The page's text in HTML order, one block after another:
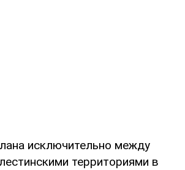
исключительно между
территориями в